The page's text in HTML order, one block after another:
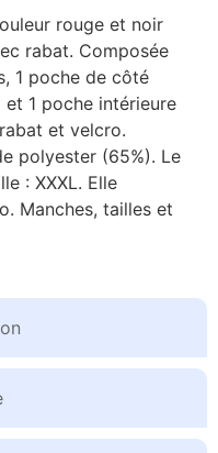
rouge et noir
rabat. Composée
1 poche de côté
1 poche intérieure
et velcro.
polyester (65%). Le
: XXXL. Elle
Manches, tailles et